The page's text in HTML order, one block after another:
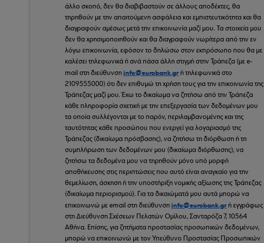
άλλο σκοπό, δεν θα διαβιβαστούν σε άλλους αποδέκτες, θα
τηρηθούν με την απαιτούμενη ασφάλεια και εμπιστευτικότητα και θα
διαγραφούν αμέσως μετά την επικοινωνία μαζί μου. Τα στοιχεία μου
δεν θα χρησιμοποιηθούν και θα διαγραφούν νωρίτερα από την εν
λόγω επικοινωνία, εφόσον το δηλώσω στον εκπρόσωπο που θα με
καλέσει τηλεφωνικά ή ανά πάσα άλλη στιγμή στην Τράπεζα (με e-
mail στη διεύθυνση info@eurobank.grή τηλεφωνικά στο
2109555000) ότι δεν επιθυμώ τη χρήση τους για την επικοινωνία της
Τράπεζας μαζί μου. Έχω το δικαίωμα να ζητήσω από την Τράπεζα
κάθε πληροφορία σχετική με την επεξεργασία των δεδομένων μου
τα οποία συλλέγονται με το παρόν, περιλαμβανομένης και της
ταυτότητας κάθε προσώπου που ενεργεί για λογαριασμό της
Τράπεζας (δικαίωμα πρόσβασης), να ζητήσω τη διόρθωση ή τη
συμπλήρωση των δεδομένων μου (δικαίωμα διόρθωσης), να
ζητήσω τα δεδομένα μου να τηρηθούν μόνο υπό μορφή
αποθήκευσης στις περιπτώσεις που αυτό είναι αναγκαίο για την
θεμελίωση, άσκηση ή την υποστήριξη νομικής αξίωσης της Τράπεζας
(δικαίωμα περιορισμού). Για τα δικαιώματά μου αυτά μπορώ να
επικοινωνώ με email στη διεύθυνση info@eurobank.grή εγγράφως
στη Διεύθυνση Σχέσεων Πελατών Ομίλου, Σανταρόζα 7, 10564
Αθήνα. Επίσης, για ζητήματα προστασίας προσωπικών δεδομένων,
μπορώ να επικοινωνώ με τον Υπεύθυνο Προστασίας Προσωπικών